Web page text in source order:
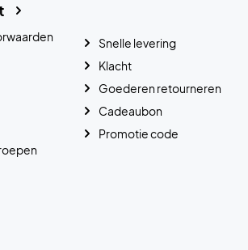
Snelle levering
Klacht
Goederen retourneren
Cadeaubon
Promotie code